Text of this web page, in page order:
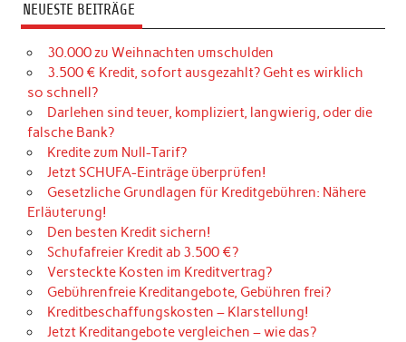
NEUESTE BEITRÄGE
30.000 zu Weihnachten umschulden
3.500 € Kredit, sofort ausgezahlt? Geht es wirklich
so schnell?
Darlehen sind teuer, kompliziert, langwierig, oder die
falsche Bank?
Kredite zum Null-Tarif?
Jetzt SCHUFA-Einträge überprüfen!
Gesetzliche Grundlagen für Kreditgebühren: Nähere
Erläuterung!
Den besten Kredit sichern!
Schufafreier Kredit ab 3.500 €?
Versteckte Kosten im Kreditvertrag?
Gebührenfreie Kreditangebote, Gebühren frei?
Kreditbeschaffungskosten – Klarstellung!
Jetzt Kreditangebote vergleichen – wie das?